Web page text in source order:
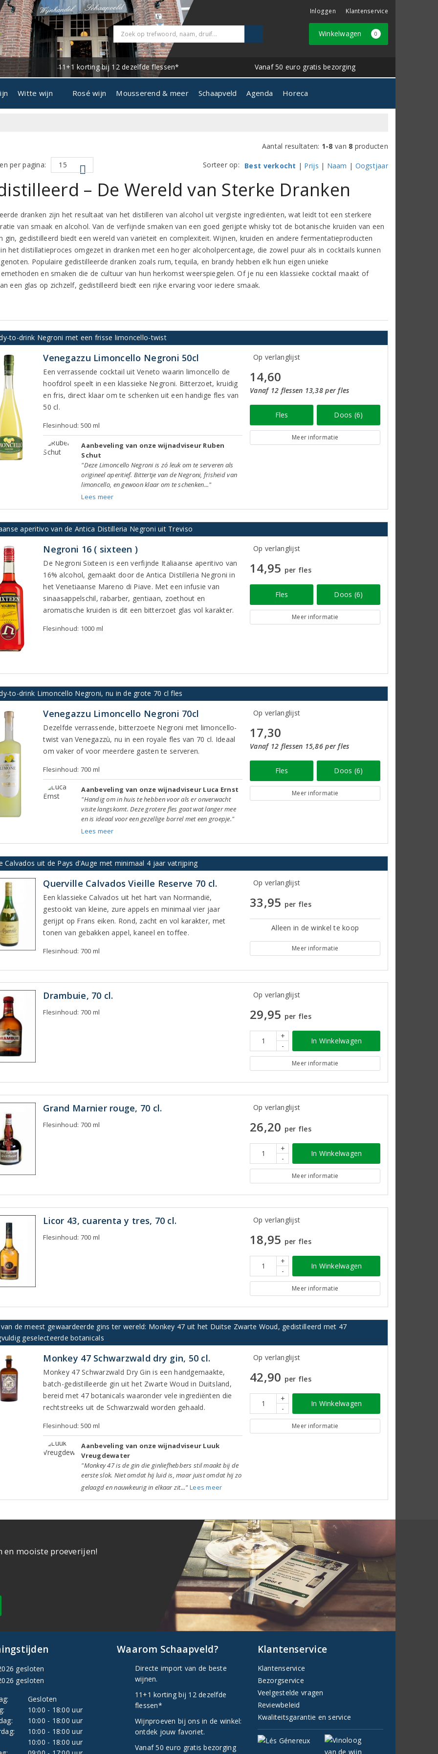
Inloggen Klantenservice
Winkelwagen 0
11+1 korting bij 12 dezelfde flessen* Vanaf 50 euro gratis bezorging
Witte wijn Rosé wijn Mousserend & meer Schaapveld Agenda Horeca
Aantal resultaten: 1-8 van 8 producten
per pagina:
Sorteer op: Best verkocht | Prijs | Naam | Oogstjaar
– De Wereld van Sterke Dranken
dranken zijn het resultaat van het distilleren van alcohol uit vergiste ingrediënten, wat leidt tot een sterkere
van smaak en alcohol. Van de verfijnde smaken van een goed gerijpte whisky tot de botanische kruiden van een
gin, gedistilleerd biedt een wereld van variëteit en complexiteit. Wijnen, kruiden en andere fermentatieproducten
het distillatieproces omgezet in dranken met een hoger alcoholpercentage, die zowel puur als in cocktails kunnen
Populaire gedistilleerde dranken zoals rum, tequila, en brandy hebben elk hun eigen unieke
en smaken die de cultuur van hun herkomst weerspiegelen. Of je nu een klassieke cocktail maakt of
een glas op zichzelf, gedistilleerd biedt een rijke ervaring voor iedere smaak.
to-drink Negroni met een frisse limoncello-twist
Venegazzu Limoncello Negroni 50cl
Een verrassende cocktail uit Veneto waarin limoncello de
hoofdrol speelt in een klassieke Negroni. Bitterzoet, kruidig
en fris, direct klaar om te schenken uit een handige fles van
50 cl.
Flesinhoud: 500 ml
Aanbeveling van onze wijnadviseur Ruben
Schut
"Deze Limoncello Negroni is zó leuk om te serveren als
origineel aperitief. Bittertje van de Negroni, frisheid van
limoncello, en gewoon klaar om te schenken..."
Lees meer
Op verlanglijst
14,60
Vanaf 12 flessen 13,38 per fles
Fles Doos (6)
Meer informatie
aperitivo van de Antica Distilleria Negroni uit Treviso
Negroni 16 ( sixteen )
De Negroni Sixteen is een verfijnde Italiaanse aperitivo van
16% alcohol, gemaakt door de Antica Distilleria Negroni in
het Venetiaanse Mareno di Piave. Met een infusie van
sinaasappelschil, rabarber, gentiaan, zoethout en
aromatische kruiden is dit een bitterzoet glas vol karakter.
Flesinhoud: 1000 ml
Op verlanglijst
14,95 per fles
Fles Doos (6)
Meer informatie
to-drink Limoncello Negroni, nu in de grote 70 cl fles
Venegazzu Limoncello Negroni 70cl
Dezelfde verrassende, bitterzoete Negroni met limoncello-
twist van Venegazzù, nu in een royale fles van 70 cl. Ideaal
om vaker of voor meerdere gasten te serveren.
Flesinhoud: 700 ml
Aanbeveling van onze wijnadviseur Luca Ernst
"Handig om in huis te hebben voor als er onverwacht
visite langskomt. Deze grotere fles gaat wat langer mee
en is ideaal voor een gezellige borrel met een groepje."
Lees meer
Op verlanglijst
17,30
Vanaf 12 flessen 15,86 per fles
Fles Doos (6)
Meer informatie
Calvados uit de Pays d'Auge met minimaal 4 jaar vatrijping
Querville Calvados Vieille Reserve 70 cl.
Een klassieke Calvados uit het hart van Normandië,
gestookt van kleine, zure appels en minimaal vier jaar
gerijpt op Frans eiken. Rond, zacht en vol karakter, met
tonen van gebakken appel, kaneel en toffee.
Flesinhoud: 700 ml
Op verlanglijst
33,95 per fles
Alleen in de winkel te koop
Meer informatie
Drambuie, 70 cl.
Flesinhoud: 700 ml
Op verlanglijst
29,95 per fles
+
-
In Winkelwagen
Meer informatie
Grand Marnier rouge, 70 cl.
Flesinhoud: 700 ml
Op verlanglijst
26,20 per fles
+
-
In Winkelwagen
Meer informatie
Licor 43, cuarenta y tres, 70 cl.
Flesinhoud: 700 ml
Op verlanglijst
18,95 per fles
+
-
In Winkelwagen
Meer informatie
van de meest gewaardeerde gins ter wereld: Monkey 47 uit het Duitse Zwarte Woud, gedistilleerd met 47
geselecteerde botanicals
Monkey 47 Schwarzwald dry gin, 50 cl.
Monkey 47 Schwarzwald Dry Gin is een handgemaakte,
batch-gedistilleerde gin uit het Zwarte Woud in Duitsland,
bereid met 47 botanicals waaronder vele ingrediënten die
rechtstreeks uit de Schwarzwald worden gehaald.
Flesinhoud: 500 ml
Aanbeveling van onze wijnadviseur Luuk
Vreugdewater
"Monkey 47 is de gin die ginliefhebbers stil maakt bij de
eerste slok. Niet omdat hij luid is, maar juist omdat hij zo
gelaagd en nauwkeurig in elkaar zit..." Lees meer
Op verlanglijst
42,90 per fles
+
-
In Winkelwagen
Meer informatie
en mooiste proeverijen!
gesloten
gesloten
Gesloten
10:00 - 18:00 uur
10:00 - 18:00 uur
10:00 - 18:00 uur
10:00 - 18:00 uur
Waarom Schaapveld?
Directe import van de beste
wijnen.
11+1 korting bij 12 dezelfde
flessen*
Wijnproeven bij ons in de winkel:
ontdek jouw favoriet.
Vanaf 50 euro gratis bezorging
Klantenservice
Klantenservice
Bezorgservice
Veelgestelde vragen
Reviewbeleid
Kwaliteitsgarantie en service